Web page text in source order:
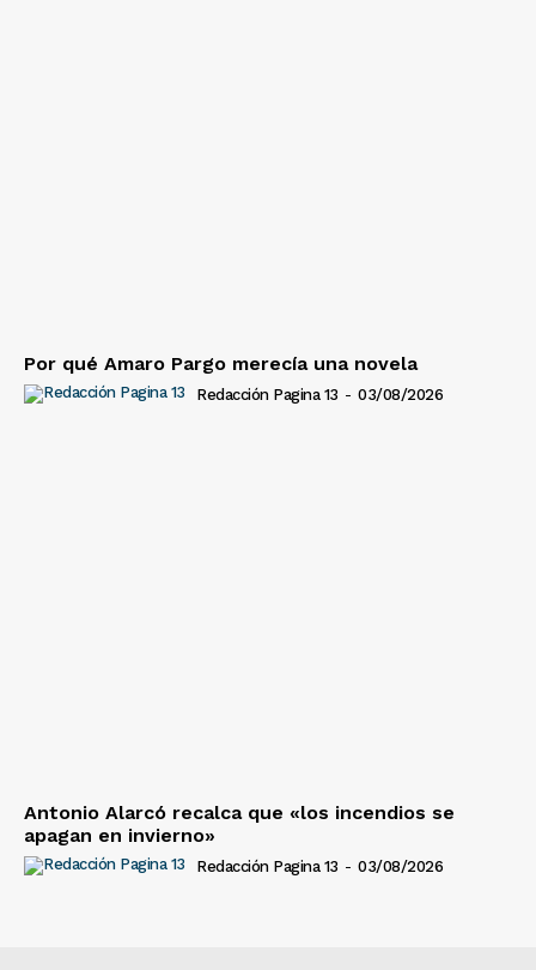
Por qué Amaro Pargo merecía una novela
Redacción Pagina 13 - 03/08/2026
Antonio Alarcó recalca que «los incendios se
apagan en invierno»
Redacción Pagina 13 - 03/08/2026